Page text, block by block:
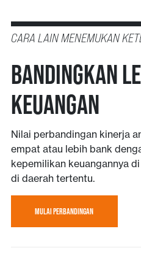
CARA LAIN MENEMUKAN
Bandingkan
Keuangan
Nilai perbandingan kinerja
empat atau lebih bank
kepemilikan keuangannya
di daerah tertentu.
MULAI PERBANDINGAN